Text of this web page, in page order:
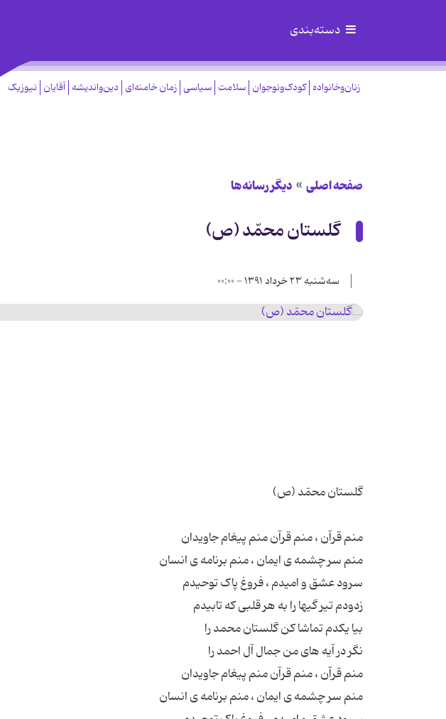
دسته‌بندی
زنان‌وخانواده کودک‌ونوجوان سلامت سیاسی زمان خامنه‌ای دین‌واندیشه آقایان نیوزیک
صفحه اصلی دیگر رسانه‌ها
گلستان محمّد (ص)
سه‌شنبه ۲۳ خرداد ۱۳۹۱ - ۰۰:۰۰